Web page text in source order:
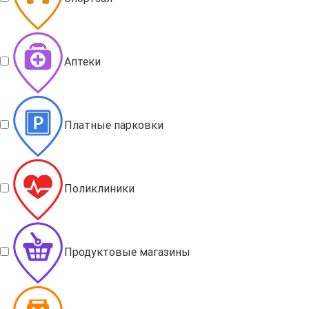
Аптеки
Платные парковки
Поликлиники
Продуктовые магазины